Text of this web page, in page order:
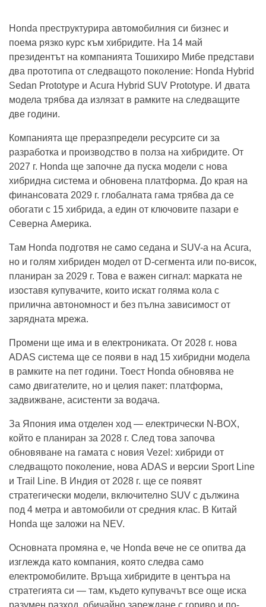
Honda преструктурира автомобилния си бизнес и
поема рязко курс към хибридите. На 14 май
президентът на компанията Тошихиро Мибе представи
два прототипа от следващото поколение: Honda Hybrid
Sedan Prototype и Acura Hybrid SUV Prototype. И двата
модела трябва да излязат в рамките на следващите
две години.
Компанията ще преразпредели ресурсите си за
разработка и производство в полза на хибридите. От
2027 г. Honda ще започне да пуска модели с нова
хибридна система и обновена платформа. До края на
финансовата 2029 г. глобалната гама трябва да се
обогати с 15 хибрида, а един от ключовите пазари е
Северна Америка.
Там Honda подготвя не само седана и SUV-а на Acura,
но и голям хибриден модел от D-сегмента или по-висок,
планиран за 2029 г. Това е важен сигнал: марката не
изоставя купувачите, които искат голяма кола с
прилична автономност и без пълна зависимост от
зарядната мрежа.
Промени ще има и в електрониката. От 2028 г. нова
ADAS система ще се появи в над 15 хибридни модела
в рамките на пет години. Тоест Honda обновява не
само двигателите, но и целия пакет: платформа,
задвижване, асистенти за водача.
За Япония има отделен ход — електрически N-BOX,
който е планиран за 2028 г. След това започва
обновяване на гамата с новия Vezel: хибриди от
следващото поколение, нова ADAS и версии Sport Line
и Trail Line. В Индия от 2028 г. ще се появят
стратегически модели, включително SUV с дължина
под 4 метра и автомобили от средния клас. В Китай
Honda ще заложи на NEV.
Основната промяна е, че Honda вече не се опитва да
изглежда като компания, която следва само
електромобилите. Връща хибридите в центъра на
стратегията си — там, където купувачът все още иска